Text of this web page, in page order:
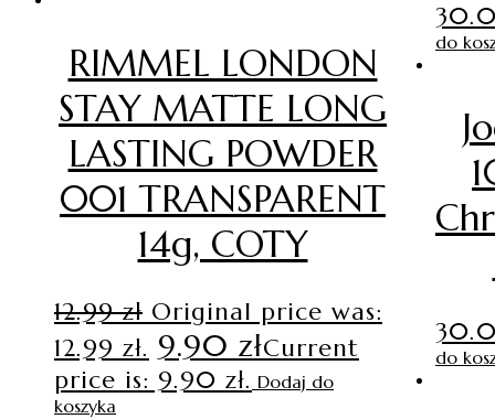
RIMMEL LONDON
STAY MATTE LONG
LASTING POWDER
001 TRANSPARENT
14g, COTY
12.99zł Original price was:
12.99 zł. 9.90 złCurrent
price is: 9.90 zł. Dodaj do
koszyka
do
do